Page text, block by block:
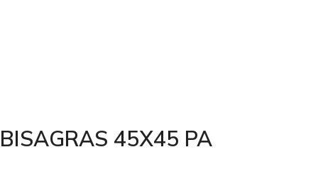
BISAGRAS 45X45 PA